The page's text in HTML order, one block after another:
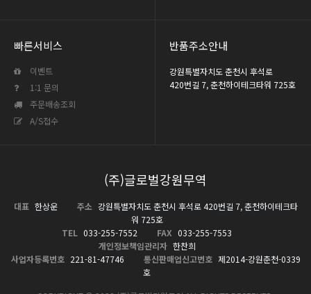
빠른서비스
이벤트
1:1 문의
주문배송조회
A/S접수
반품주소안내
강원특별자치도 춘천시 후석로
420번길 7, 춘천하이테크타워 725호
(주)글로벌강원무역
대표 한상운 주소 강원특별자치도 춘천시 후석로 420번길 7, 춘천하이테크타
워 725호
TEL 033-255-7552 FAX 033-255-7553
개인정보책임관리자 한찬희
사업자등록번호 221-81-47746 통신판매업신고번호 제2014-강원춘천-0339
호